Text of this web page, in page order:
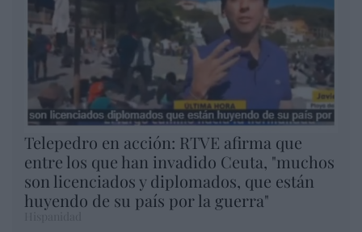
Telepedro en acción: RTVE afirma que
entre los que han invadido Ceuta, "muchos
son licenciados y diplomados, que están
huyendo de su país por la guerra"